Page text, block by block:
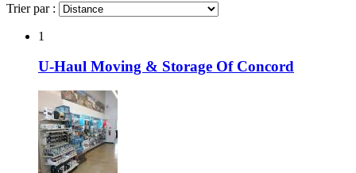
Trier par :
1
U-Haul Moving & Storage Of Concord